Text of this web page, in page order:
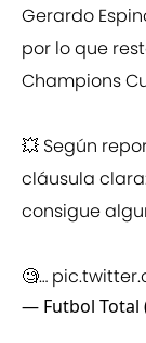
Gerardo
por lo que
Champions
💥 Según
cláusula
consigue
🧐…
— Futbol Total